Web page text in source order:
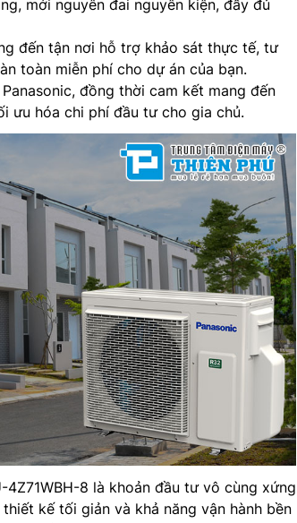
mới nguyên đai nguyên kiện, đầy đủ
đến tận nơi hỗ trợ khảo sát thực tế, tư
toàn miễn phí cho dự án của bạn.
đồng thời cam kết mang đến
ưu hóa chi phí đầu tư cho gia chủ.
4Z71WBH-8 là khoản đầu tư vô cùng xứng
kế tối giản và khả năng vận hành bền